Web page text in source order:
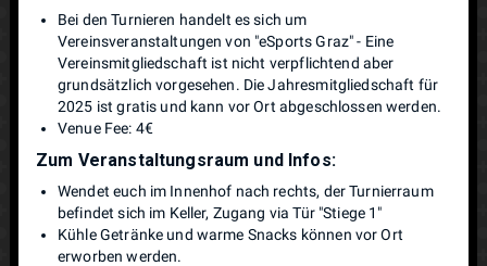
Bei den Turnieren handelt es sich um
Vereinsveranstaltungen von "eSports Graz" - Eine
Vereinsmitgliedschaft ist nicht verpflichtend aber
grundsätzlich vorgesehen. Die Jahresmitgliedschaft für
2025 ist gratis und kann vor Ort abgeschlossen werden.
Venue Fee: 4€
Zum Veranstaltungsraum und Infos:
Wendet euch im Innenhof nach rechts, der Turnierraum
befindet sich im Keller, Zugang via Tür "Stiege 1"
Kühle Getränke und warme Snacks können vor Ort
erworben werden.